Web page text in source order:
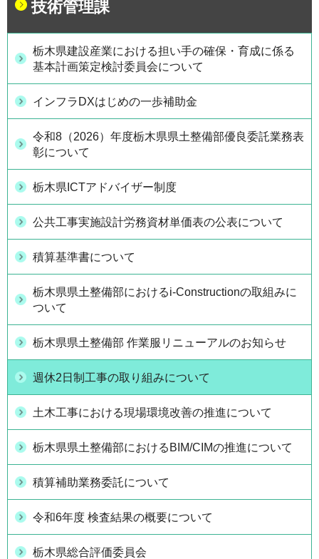
技術管理課
栃木県建設産業における担い手の確保・育成に係る
基本計画策定検討委員会について
インフラDXはじめの一歩補助金
令和8（2026）年度栃木県県土整備部優良委託業務表
彰について
栃木県ICTアドバイザー制度
公共工事実施設計労務資材単価表の公表について
積算基準書について
栃木県県土整備部におけるi-Constructionの取組みに
ついて
栃木県県土整備部 作業服リニューアルのお知らせ
週休2日制工事の取り組みについて
土木工事における現場環境改善の推進について
栃木県県土整備部におけるBIM/CIMの推進について
積算補助業務委託について
令和6年度 検査結果の概要について
栃木県総合評価委員会